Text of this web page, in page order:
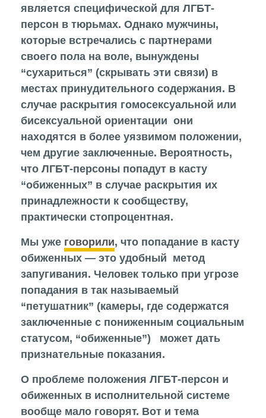
является специфической для ЛГБТ-
персон в тюрьмах. Однако мужчины,
которые встречались с партнерами
своего пола на воле, вынуждены
“сухариться” (скрывать эти связи) в
местах принудительного содержания. В
случае раскрытия гомосексуальной или
бисексуальной ориентации они
находятся в более уязвимом положении,
чем другие заключенные. Вероятность,
что ЛГБТ-персоны попадут в касту
“обиженных” в случае раскрытия их
принадлежности к сообществу,
практически стопроцентная.
Мы уже говорили, что попадание в касту
обиженных — это удобный метод
запугивания. Человек только при угрозе
попадания в так называемый
“петушатник” (камеры, где содержатся
заключенные с пониженным социальным
статусом, “обиженные”) может дать
признательные показания.
О проблеме положения ЛГБТ-персон и
обиженных в исполнительной системе
вообще мало говорят. Вот и тема